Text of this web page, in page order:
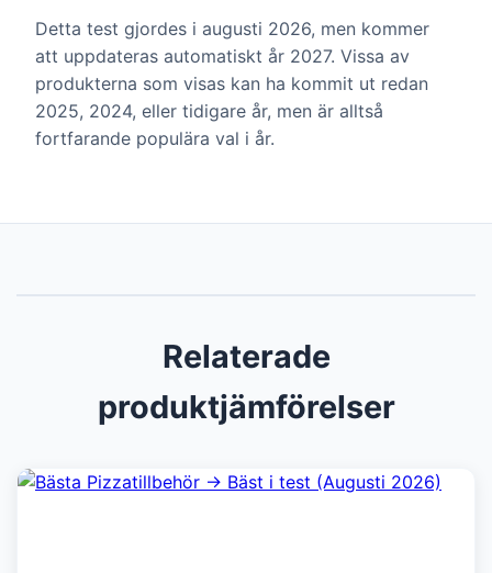
Detta test gjordes i augusti 2026, men kommer
att uppdateras automatiskt år 2027. Vissa av
produkterna som visas kan ha kommit ut redan
2025, 2024, eller tidigare år, men är alltså
fortfarande populära val i år.
Relaterade
produktjämförelser